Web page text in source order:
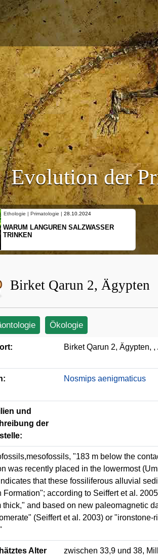
Evolution der
| Primatologie |28.10.2024
LANGUREN SALZWASSER
Birket Qarun 2, Ägypten
Ökologie
Birket Qarun 2, Ägypten, ,
Nosmips aenigmaticus
und
der
"183 m below the
was recently placed in the lowermost
that these fossiliferous alluvial
Formation"; according to Seiffert et al.
thick," and based on new paleomagnetic
(Seiffert et al. 2003) or
Alter
zwischen 33,9 und 38,